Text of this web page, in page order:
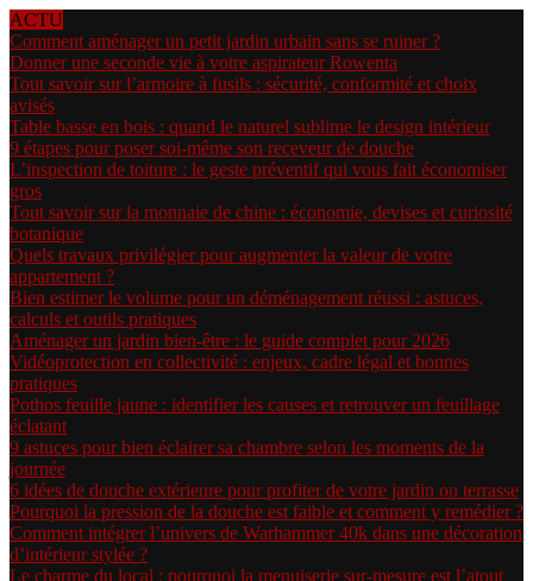
ACTU
Comment aménager un petit jardin urbain sans se ruiner ?
Donner une seconde vie à votre aspirateur Rowenta
Tout savoir sur l’armoire à fusils : sécurité, conformité et choix
avisés
Table basse en bois : quand le naturel sublime le design intérieur
9 étapes pour poser soi-même son receveur de douche
L’inspection de toiture : le geste préventif qui vous fait économiser
gros
Tout savoir sur la monnaie de chine : économie, devises et curiosité
botanique
Quels travaux privilégier pour augmenter la valeur de votre
appartement ?
Bien estimer le volume pour un déménagement réussi : astuces,
calculs et outils pratiques
Aménager un jardin bien-être : le guide complet pour 2026
Vidéoprotection en collectivité : enjeux, cadre légal et bonnes
pratiques
Pothos feuille jaune : identifier les causes et retrouver un feuillage
éclatant
9 astuces pour bien éclairer sa chambre selon les moments de la
journée
6 idées de douche extérieure pour profiter de votre jardin ou terrasse
Pourquoi la pression de la douche est faible et comment y remédier ?
Comment intégrer l’univers de Warhammer 40k dans une décoration
d’intérieur stylée ?
Le charme du local : pourquoi la menuiserie sur-mesure est l’atout